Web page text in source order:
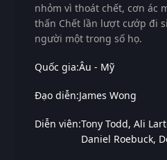
nhỏm vì thoát chết, cơn ác
thấn Chết lần lượt cướp đi
người một trong số họ.
Quốc gia:Âu - Mỹ
Đạo diễn:James Wong
Diễn viên:Tony Todd Ali
Daniel Roebuck